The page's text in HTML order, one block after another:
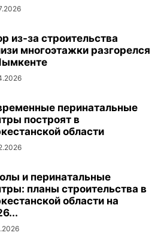
из-за строительства
многоэтажки разгорелся
перинатальные
построят в
области
и перинатальные
планы строительства в
области на